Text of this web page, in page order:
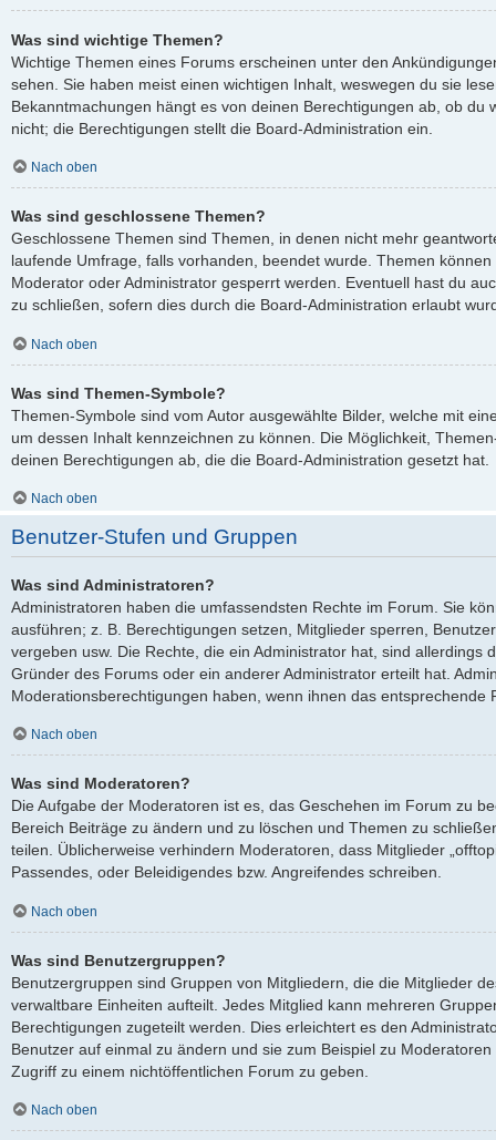
Was sind wichtige Themen?
Wichtige Themen eines Forums erscheinen unter den
sehen. Sie haben meist einen wichtigen Inhalt, weswegen du sie
Bekanntmachungen hängt es von deinen Berechtigungen ab, ob du
nicht; die Berechtigungen stellt die Board-Administration ein.
Nach oben
Was sind geschlossene Themen?
Geschlossene Themen sind Themen, in denen nicht mehr
laufende Umfrage, falls vorhanden, beendet wurde. Themen
Moderator oder Administrator gesperrt werden. Eventuell hast du
zu schließen, sofern dies durch die Board-Administration erlaubt
Nach oben
Was sind Themen-Symbole?
Themen-Symbole sind vom Autor ausgewählte Bilder, welche mit
um dessen Inhalt kennzeichnen zu können. Die Möglichkeit,
deinen Berechtigungen ab, die die Board-Administration gesetzt hat.
Nach oben
Benutzer-Stufen und Gruppen
Was sind Administratoren?
Administratoren haben die umfassendsten Rechte im Forum. Sie
ausführen; z. B. Berechtigungen setzen, Mitglieder sperren,
vergeben usw. Die Rechte, die ein Administrator hat, sind allerdings
Gründer des Forums oder ein anderer Administrator erteilt hat.
Moderationsberechtigungen haben, wenn ihnen das entsprechende
Nach oben
Was sind Moderatoren?
Die Aufgabe der Moderatoren ist es, das Geschehen im Forum zu
Bereich Beiträge zu ändern und zu löschen und Themen zu
teilen. Üblicherweise verhindern Moderatoren, dass Mitglieder
Passendes, oder Beleidigendes bzw. Angreifendes schreiben.
Nach oben
Was sind Benutzergruppen?
Benutzergruppen sind Gruppen von Mitgliedern, die die Mitglieder
verwaltbare Einheiten aufteilt. Jedes Mitglied kann mehreren
Berechtigungen zugeteilt werden. Dies erleichtert es den
Benutzer auf einmal zu ändern und sie zum Beispiel zu
Zugriff zu einem nichtöffentlichen Forum zu geben.
Nach oben